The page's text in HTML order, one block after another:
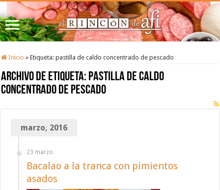
Inicio » Etiqueta:pastilla de caldo concentrado de pescado
Archivo de etiqueta: pastilla de caldo
concentrado de pescado
marzo, 2016
23 marzo
Bacalao a la tranca con pimientos
asados